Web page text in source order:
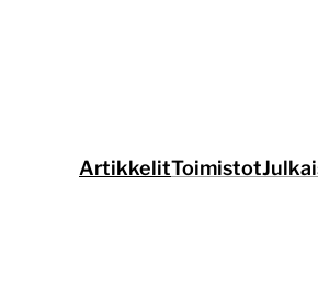
ArtikkelitToimistot